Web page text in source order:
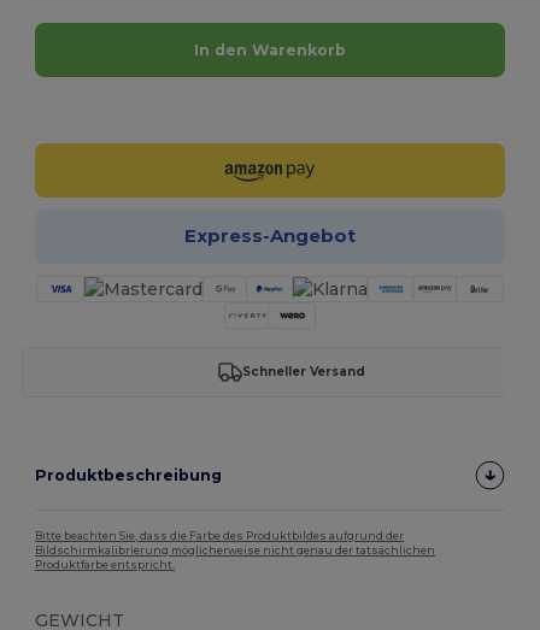
In den Warenkorb
Express-Angebot
Schneller Versand
Produktbeschreibung
Bitte beachten Sie, dass die Farbe des Produktbildes aufgrund der
Bildschirmkalibrierung möglicherweise nicht genau der tatsächlichen
Produktfarbe entspricht.
GEWICHT